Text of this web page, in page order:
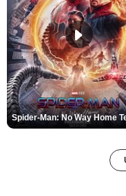
Spider-Man: No Way Home